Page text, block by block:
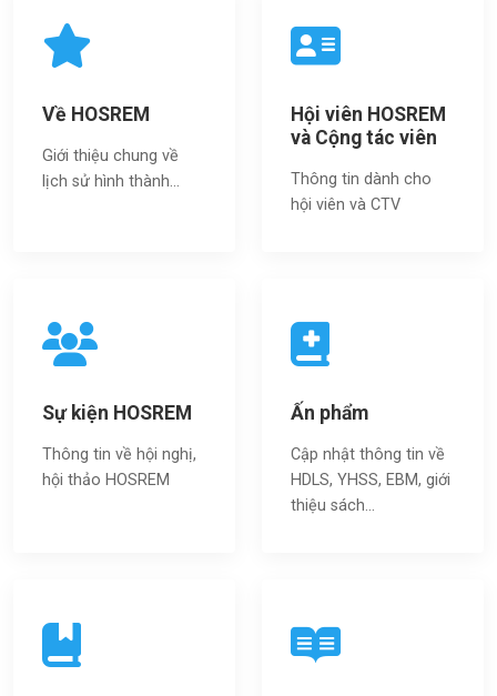
Về HOSREM
Giới thiệu chung về
lịch sử hình thành...
Hội viên HOSREM
và Cộng tác viên
Thông tin dành cho
hội viên và CTV
Sự kiện HOSREM
Thông tin về hội nghị,
hội thảo HOSREM
Ấn phẩm
Cập nhật thông tin về
HDLS, YHSS, EBM, giới
thiệu sách…